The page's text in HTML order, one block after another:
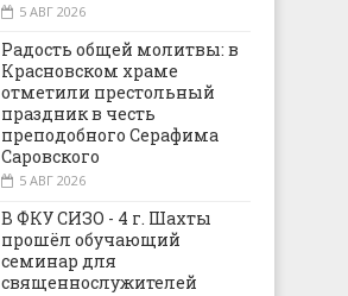
5 АВГ 2026
Радость общей молитвы: в
Красновском храме
отметили престольный
праздник в честь
преподобного Серафима
Саровского
5 АВГ 2026
В ФКУ СИЗО - 4 г. Шахты
прошёл обучающий
семинар для
священнослужителей